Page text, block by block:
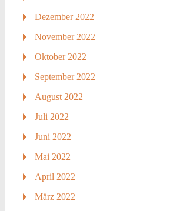
Dezember 2022
November 2022
Oktober 2022
September 2022
August 2022
Juli 2022
Juni 2022
Mai 2022
April 2022
März 2022